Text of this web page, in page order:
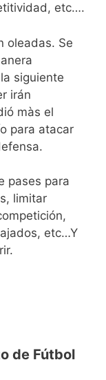
etc….
oleadas. Se
siguiente
irán
màs el
para atacar
pases para
limitar
etc…Y
de Fútbol